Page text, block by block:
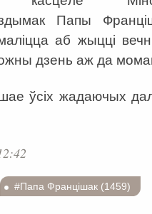
Папы
маліцца аб жыцці
дзень аж да
ўсіх жадаючых
#Папа Францішак (1459)